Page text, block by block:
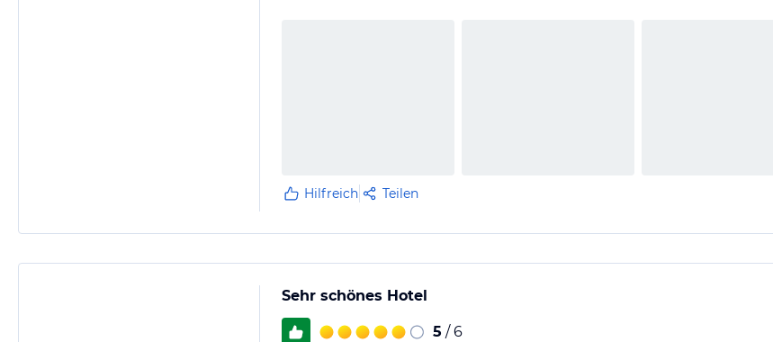
Hilfreich Teilen
Sehr schönes Hotel
5 / 6